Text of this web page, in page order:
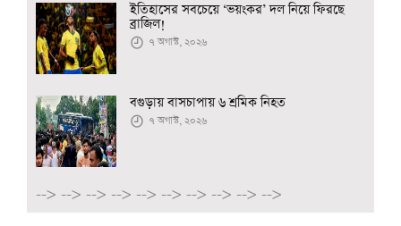
ইতিহাসের সবচেয়ে ‘ভয়ংকর’ দল নিয়ে ফিরছে
ব্রাজিল!
৭ অগাস্ট, ২০২৬
বগুড়ায় বাসচাপায় ৬ শ্রমিক নিহত
৭ অগাস্ট, ২০২৬
--> --> --> --> --> --> --> --> --> -->